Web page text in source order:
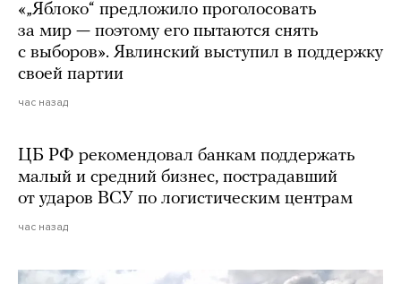
«„Яблоко“ предложило проголосовать
за мир — поэтому его пытаются снять
с выборов». Явлинский выступил в поддержку
своей партии
час назад
ЦБ РФ рекомендовал банкам поддержать
малый и средний бизнес, пострадавший
от ударов ВСУ по логистическим центрам
час назад